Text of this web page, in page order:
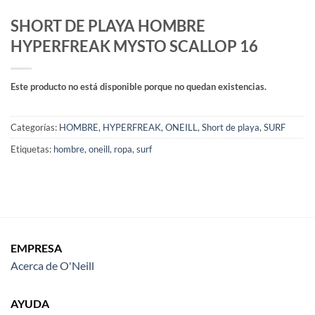
SHORT DE PLAYA HOMBRE
HYPERFREAK MYSTO SCALLOP 16
Este producto no está disponible porque no quedan existencias.
Categorías: HOMBRE, HYPERFREAK, ONEILL , Short de playa, SURF
Etiquetas: hombre, oneill, ropa, surf
EMPRESA
Acerca de O'Neill
AYUDA